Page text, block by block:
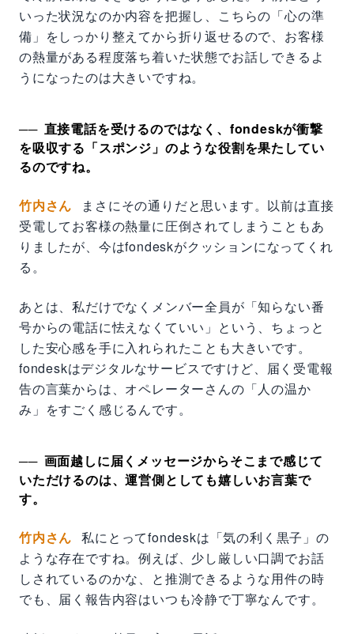
いった状況なのか内容を把握し、こちらの「心の準
備」をしっかり整えてから折り返せるので、お客様
の熱量がある程度落ち着いた状態でお話しできるよ
うになったのは大きいですね。
直接電話を受けるのではなく、fondeskが衝撃
を吸収する「スポンジ」のような役割を果たしてい
るのですね。
竹内さん
まさにその通りだと思います。以前は直接
受電してお客様の熱量に圧倒されてしまうこともあ
りましたが、今はfondeskがクッションになってくれ
る。
あとは、私だけでなくメンバー全員が「知らない番
号からの電話に怯えなくていい」という、ちょっと
した安心感を手に入れられたことも大きいです。
fondeskはデジタルなサービスですけど、届く受電報
告の言葉からは、オペレーターさんの「人の温か
み」をすごく感じるんです。
画面越しに届くメッセージからそこまで感じて
いただけるのは、運営側としても嬉しいお言葉で
す。
竹内さん 私にとってfondeskは「気の利く黒子」の
ような存在ですね。例えば、少し厳しい口調でお話
しされているのかな、と推測できるような用件の時
でも、届く報告内容はいつも冷静で丁寧なんです。